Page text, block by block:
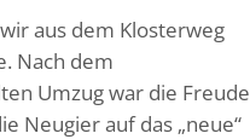
aus dem Klosterweg
Nach dem
Umzug war die Freude
Neugier auf das „neue“